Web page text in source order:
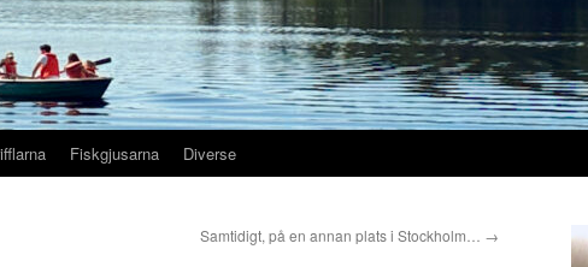
Fiskgjusarna Diverse
Samtidigt, på en annan plats i Stockholm… →